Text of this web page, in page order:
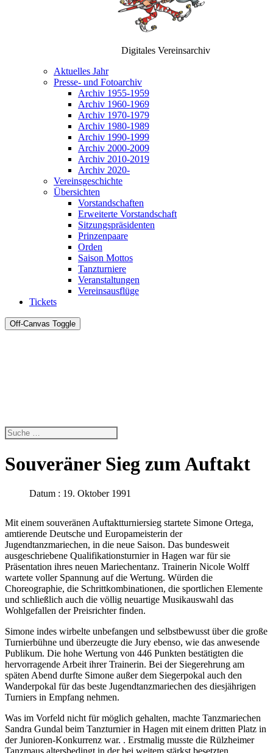
Digitales Vereinsarchiv
Aktuelles Jahr
Presse- und Fotoarchiv
Archiv 1955-1959
Archiv 1960-1969
Archiv 1970-1979
Archiv 1980-1989
Archiv 1990-1999
Archiv 2000-2009
Archiv 2010-2019
Archiv 2020-
Vereinsgeschichte
Übersichten
Vorstandschaften
Erweiterte Vorstandschaft
Sitzungspräsidenten
Prinzenpaare
Orden
Saison Mottos
Tanzturniere
Veranstaltungen
Vereinsausflüge
Tickets
Off-Canvas Toggle
Souveräner Sieg zum Auftakt
Datum : 19. Oktober 1991
Mit einem souveränen Auftaktturniersieg startete Simone Ortega,
amtierende Deutsche und Europameisterin der
Jugendtanzmariechen, in die neue Saison. Das bundesweit
ausgeschriebene Qualifikationsturnier in Hagen war für sie
Präsentation ihres neuen Mariechentanz. Trainerin Nicole Wolff
wartete voller Spannung auf die Wertung. Würden die
Choreographie, die Schrittkombinationen, die sportlichen Elemente
und schließlich auch die völlig neuartige Musikauswahl das
Wohlgefallen der Preisrichter finden.
Simone indes wirbelte unbefangen und selbstbewusst über die große
Turnierbühne und überzeugte die Jury ebenso, wie das anwesende
Publikum. Die hohe Wertung von 446 Punkten bestätigten die
hervorragende Arbeit ihrer Trainerin. Bei der Siegerehrung am
späten Abend durfte Simone außer dem Siegerpokal auch den
Wanderpokal für das beste Jugendtanzmariechen des diesjährigen
Turniers in Empfang nehmen.
Was im Vorfeld nicht für möglich gehalten, machte Tanzmariechen
Sandra Gundal beim Tanzturnier in Hagen mit einem dritten Platz in
der Junioren-Konkurrenz war. . Erstmalig musste die Rülzheimer
Tanzmaus altersbedingt in der bei weitem stärkst besetzten